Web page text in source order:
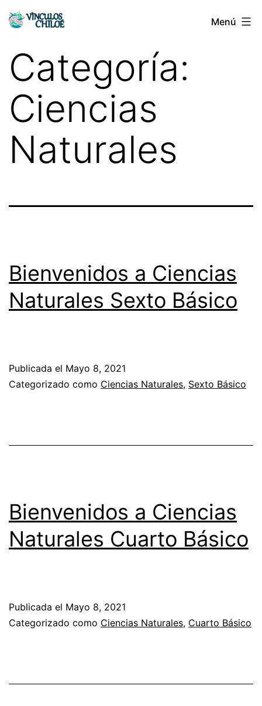
Saltar
contenido
Vínculos
Menú
Categoría:
Ciencias
Naturales
Bienvenidos a Ciencias
Naturales Sexto Básico
Publicada el Mayo 8, 2021
Categorizado como Ciencias Naturales, Sexto Básico
Bienvenidos a Ciencias
Naturales Cuarto Básico
Publicada el Mayo 8, 2021
Categorizado como Ciencias Naturales, Cuarto Básico